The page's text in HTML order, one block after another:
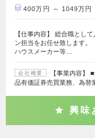
400万円 ～ 1049万円
【仕事内容】 総合職とし
ン担当をお任せ致します。
ハウスメーカー等…
会社概要
【事業内容】
品有価証券売買業務、為替
興味